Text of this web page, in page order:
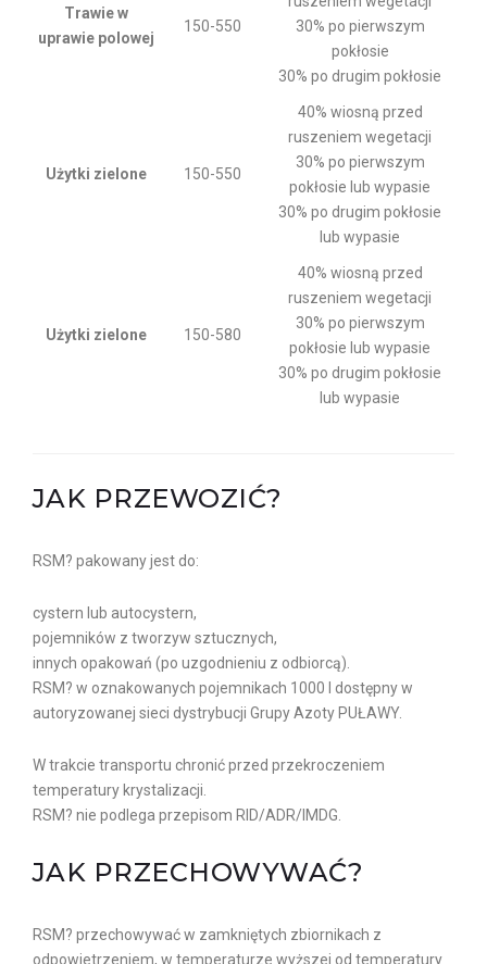
Trawie w
uprawie polowej
150-550
30% po pierwszym
pokłosie
30% po drugim pokłosie
Użytki zielone 150-550
40% wiosną przed
ruszeniem wegetacji
30% po pierwszym
pokłosie lub wypasie
30% po drugim pokłosie
lub wypasie
Użytki zielone 150-580
40% wiosną przed
ruszeniem wegetacji
30% po pierwszym
pokłosie lub wypasie
30% po drugim pokłosie
lub wypasie
JAK PRZEWOZIĆ?
RSM? pakowany jest do:
cystern lub autocystern,
pojemników z tworzyw sztucznych,
innych opakowań (po uzgodnieniu z odbiorcą).
RSM? w oznakowanych pojemnikach 1000 l dostępny w
autoryzowanej sieci dystrybucji Grupy Azoty PUŁAWY.
W trakcie transportu chronić przed przekroczeniem
temperatury krystalizacji.
RSM? nie podlega przepisom RID/ADR/IMDG.
JAK PRZECHOWYWAĆ?
RSM? przechowywać w zamkniętych zbiornikach z
odpowietrzeniem, w temperaturze wyższej od temperatury